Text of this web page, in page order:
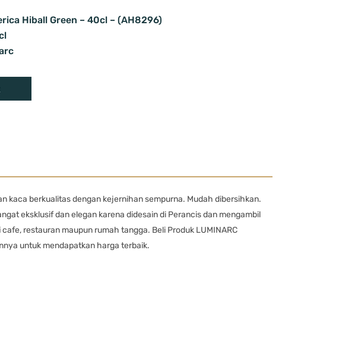
Hiball Green – 40cl – (AH8296)
kaca berkualitas dengan kejernihan sempurna. Mudah dibersihkan.
eksklusif dan elegan karena didesain di Perancis dan mengambil
restauran maupun rumah tangga. Beli Produk LUMINARC
untuk mendapatkan harga terbaik.